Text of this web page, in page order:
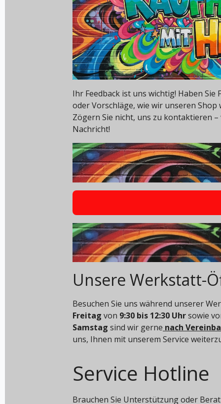
Ihr Feedback ist uns wichtig! Haben
oder Vorschläge, wie wir unseren
Zögern Sie nicht, uns zu kontaktieren
Nachricht!
Unsere Werkstatt-
Besuchen Sie uns während unserer
Freitag von 9:30 bis 12:30 Uhrsowie
Samstag sind wir gerne nach
uns, Ihnen mit unserem Service
Service Hotline
Brauchen Sie Unterstützung oder